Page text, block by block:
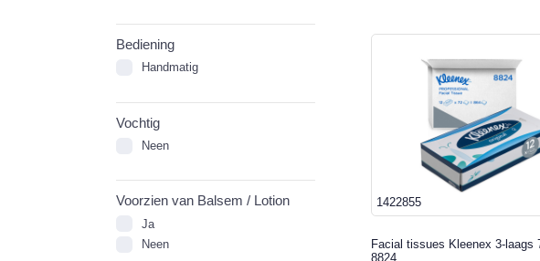
Bediening
Handmatig
Vochtig
Neen
Voorzien van Balsem / Lotion
Ja
Neen
1422855
Facial tissues Kleenex 3-laags
8824